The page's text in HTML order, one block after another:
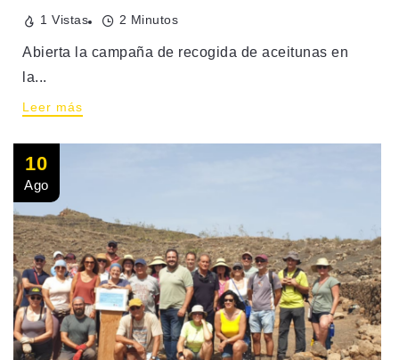
1 Vistas 2 Minutos
Abierta la campaña de recogida de aceitunas en
la...
Leer más
10
Ago